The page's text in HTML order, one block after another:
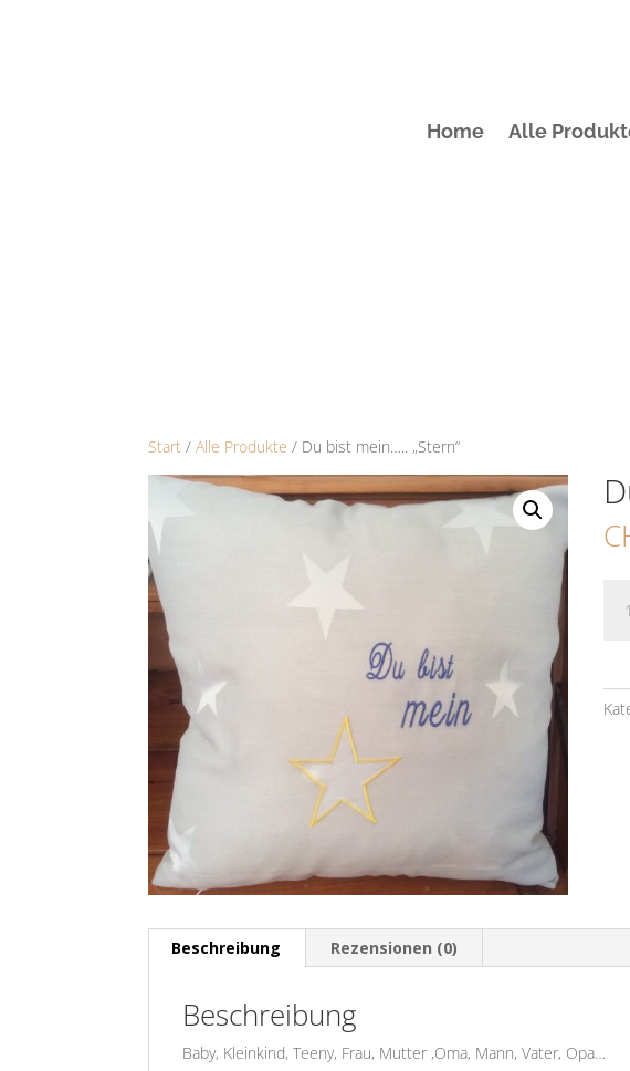
Home Alle
Start /Alle Produkte / Du bist mein….. „Stern“
Beschreibung Rezensionen (0)
Beschreibung
Baby, Kleinkind, Teeny, Frau, Mutter ,Oma, Mann, Vater, Opa…